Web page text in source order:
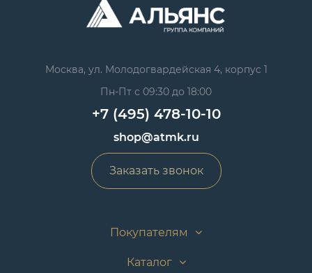
Москва, ул. Молодогвардейская 4, корпус 1
Пн-Пт с 09:30 до 18:00
+7 (495) 478-10-10
shop@atmk.ru
Заказать звонок
Покупателям
Каталог